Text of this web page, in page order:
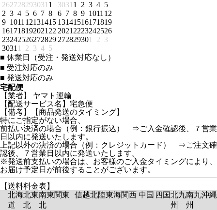
262728293031 1
2 3 4 5 6 7 8
9 1011 12131415
161718192021 22
23242526272829
3031 1 2 3 4 5
3031 1 2 3 4 5
6 7 8 9 1011 12
13141516171819
2021 2223242526
272829301 2 3
■ 休業日（受注・発送対応なし）
■ 受注対応のみ
■ 発送対応のみ
宅配便
【業者】 ヤマト運輸
【配送サービス名】宅急便
【備考】【商品発送のタイミング】
特にご指定がない場合、
前払い決済の場合（例：銀行振込） ⇒ご入金確認後、７営業
日以内に発送いたします。
上記以外の決済の場合（例：クレジットカード） ⇒ご注文確
認後、７営業日以内に発送いたします。
※発送前支払いの場合は、お客様のご入金タイミングにより、
お届け予定日が前後することがございます。
【送料料金表】
北海
道
北東
北
南東
北
関東 信越北陸東海関西 中国 四国北九
州
南九
州
沖縄